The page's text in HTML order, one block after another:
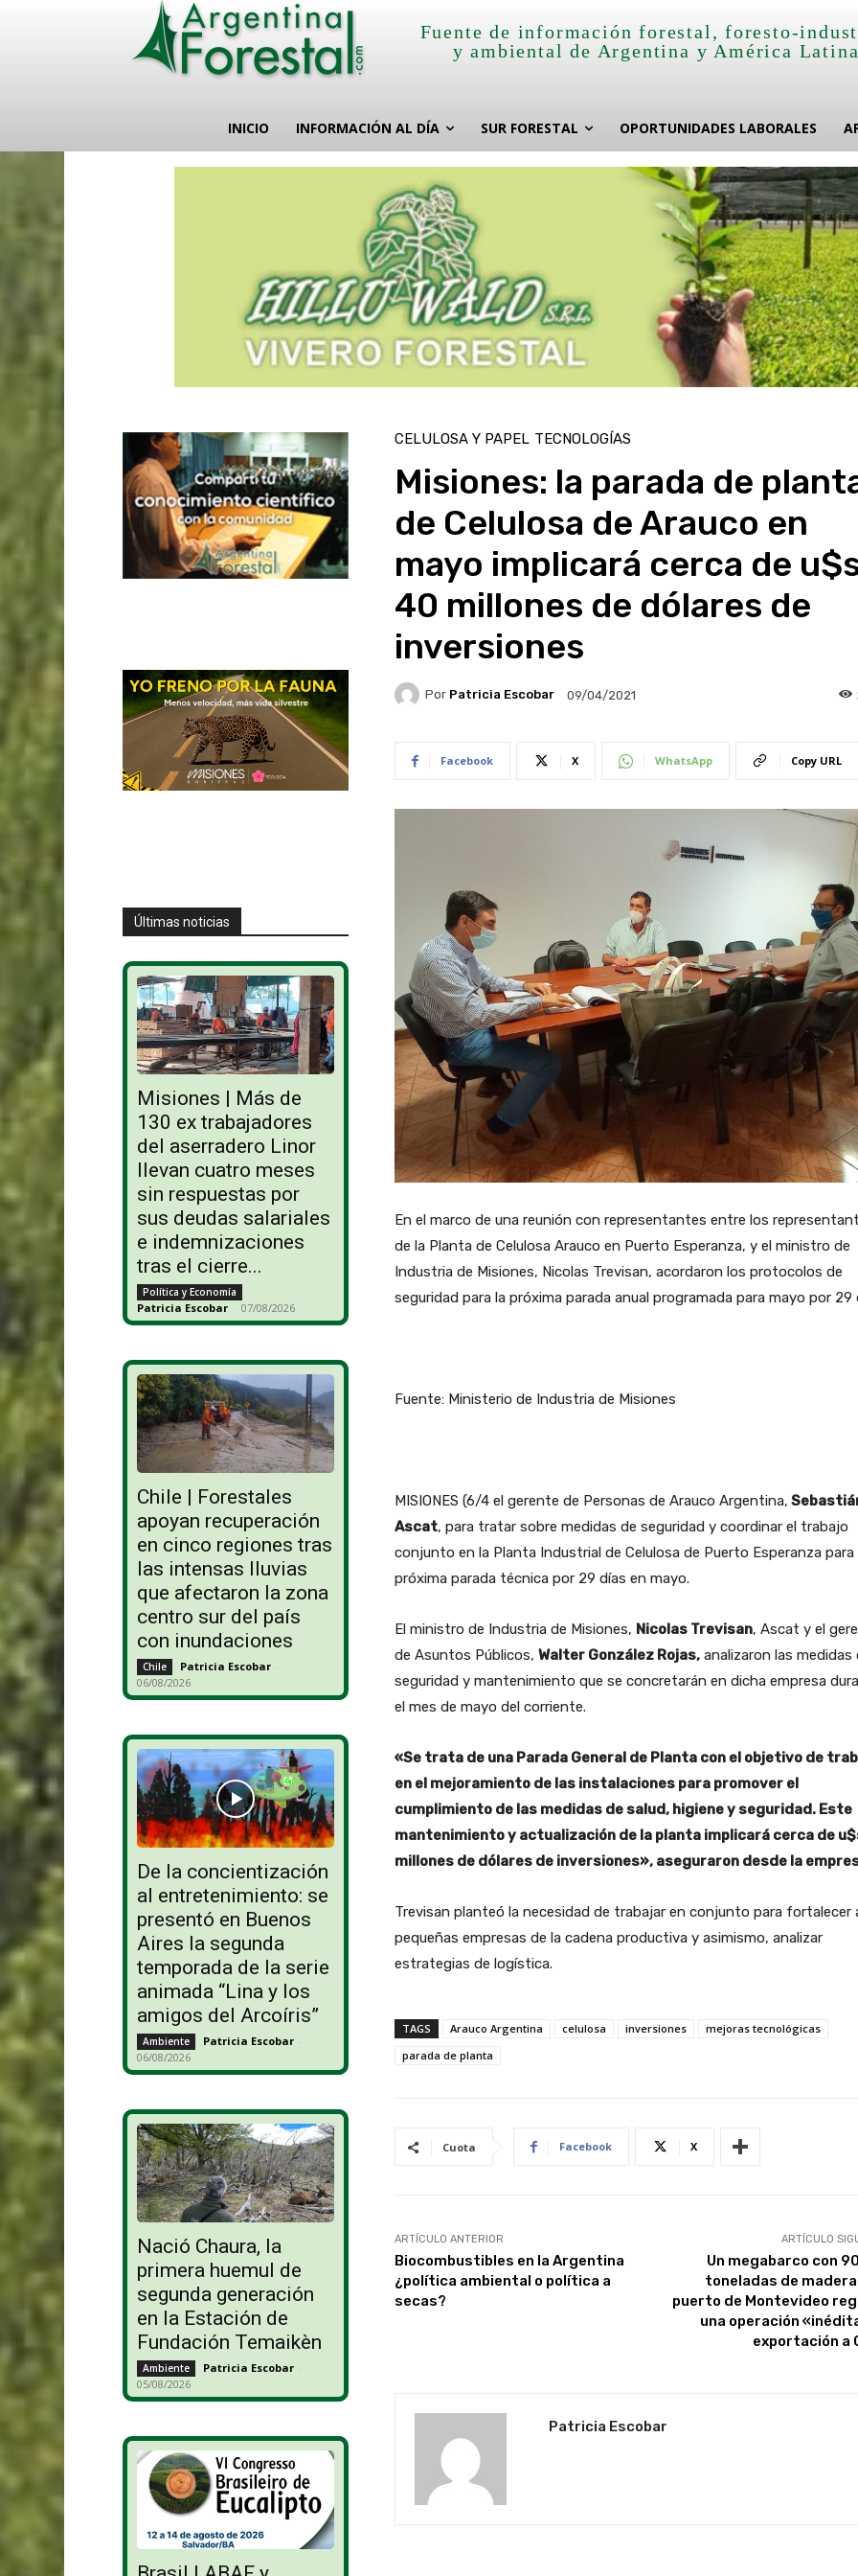
Fuente de información forestal, foresto-
y ambiental de Argentina y América
INICIO INFORMACIÓN AL DÍA SUR FORESTAL OPORTUNIDADES LABORALES
Últimas noticias
Misiones | Más de
130 ex trabajadores
del aserradero Linor
llevan cuatro meses
sin respuestas por
sus deudas salariales
e indemnizaciones
tras el cierre...
Política y Economía
Patricia Escobar - 07/08/2026
Chile | Forestales
apoyan recuperación
en cinco regiones tras
las intensas lluvias
que afectaron la zona
centro sur del país
con inundaciones
Chile Patricia Escobar -
06/08/2026
De la concientización
al entretenimiento: se
presentó en Buenos
Aires la segunda
temporada de la serie
animada “Lina y los
amigos del Arcoíris”
Ambiente Patricia Escobar -
06/08/2026
Nació Chaura, la
primera huemul de
segunda generación
en la Estación de
Fundación Temaikèn
Ambiente Patricia Escobar -
05/08/2026
CELULOSA Y PAPEL TECNOLOGÍAS
Misiones: la parada de
de Celulosa de Arauco en
mayo implicará cerca de
40 millones de dólares de
inversiones
Por Patricia Escobar 09/04/2021
Facebook X WhatsApp Copy URL
En el marco de una reunión con representantes entre los
de la Planta de Celulosa Arauco en Puerto Esperanza, y el ministro de
Industria de Misiones, Nicolas Trevisan, acordaron los protocolos de
seguridad para la próxima parada anual programada para mayo por 29
Fuente: Ministerio de Industria de Misiones
MISIONES (6/4 el gerente de Personas de Arauco Argentina,
Ascat, para tratar sobre medidas de seguridad y coordinar el trabajo
conjunto en la Planta Industrial de Celulosa de Puerto Esperanza para
próxima parada técnica por 29 días en mayo.
El ministro de Industria de Misiones, Nicolas Trevisan, Ascat y el
de Asuntos Públicos, Walter González Rojas,analizaron las medidas
seguridad y mantenimiento que se concretarán en dicha empresa
el mes de mayo del corriente.
«Se trata de una Parada General de Planta con el objetivo de
en el mejoramiento de las instalaciones para promover el
cumplimiento de las medidas de salud, higiene y seguridad. Este
mantenimiento y actualización de la planta implicará cerca de
millones de dólares de inversiones», aseguraron desde la
Trevisan planteó la necesidad de trabajar en conjunto para fortalecer
pequeñas empresas de la cadena productiva y asimismo, analizar
estrategias de logística.
TAGS Arauco Argentina celulosa inversiones
mejoras tecnológicas
parada de planta
Cuota Facebook X
ARTÍCULO ANTERIOR
Biocombustibles en la Argentina
¿política ambiental o política a
secas?
ARTÍCULO
Un megabarco con
toneladas de madera
puerto de Montevideo
una operación
exportación a
Patricia Escobar